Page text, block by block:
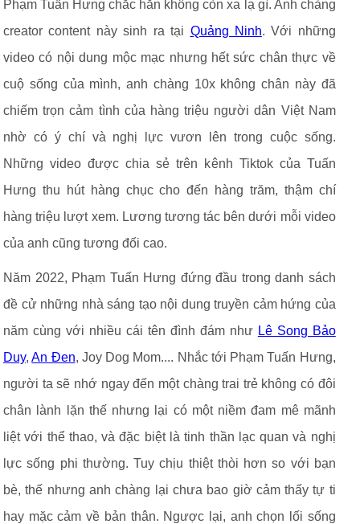
Phạm Tuấn Hưng chắc hẳn không còn xa lạ gì. Anh chàng
creator content này sinh ra tại Quảng Ninh. Với những
video có nội dung mộc mạc nhưng hết sức chân thực về
cuộ sống của mình, anh chàng 10x không chân này đã
chiếm trọn cảm tình của hàng triệu người dân Việt Nam
nhờ có ý chí và nghị lực vươn lên trong cuộc sống.
Những video được chia sẻ trên kênh Tiktok của Tuấn
Hưng thu hút hàng chục cho đến hàng trăm, thậm chí
hàng triệu lượt xem. Lương tương tác bên dưới mỗi video
của anh cũng tương đối cao.
Năm 2022, Phạm Tuấn Hưng đứng đầu trong danh sách
đề cử những nhà sáng tạo nội dung truyền cảm hứng của
năm cùng với nhiều cái tên đình đám như Lê Song Bảo
Duy,An Đen, Joy Dog Mom.... Nhắc tới Phạm Tuấn Hưng,
người ta sẽ nhớ ngay đến một chàng trai trẻ không có đôi
chân lành lặn thế nhưng lại có một niềm đam mê mãnh
liệt với thể thao, và đặc biệt là tinh thần lạc quan và nghị
lực sống phi thường. Tuy chịu thiệt thòi hơn so với bạn
bè, thế nhưng anh chàng lại chưa bao giờ cảm thấy tự ti
hay mặc cảm về bản thân. Ngược lại, anh chọn lối sống